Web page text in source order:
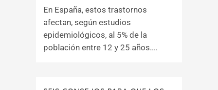
En España, estos trastornos
afectan, según estudios
epidemiológicos, al 5% de la
población entre 12 y 25 años....